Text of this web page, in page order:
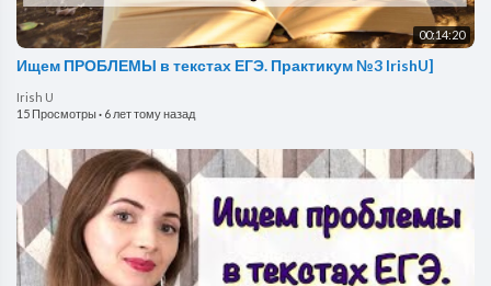
00:14:20
Ищем ПРОБЛЕМЫ в текстах ЕГЭ. Практикум №3 IrishU]
Irish U
15 Просмотры· 6 лет тому назад